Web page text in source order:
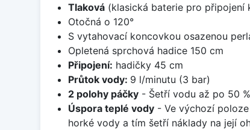
Tlaková(klasická baterie pro připojení
Otočná o 120°
S vytahovací koncovkou osazenou
Opletená sprchová hadice 150 cm
Připojení: hadičky 45 cm
Průtok vody: 9 l/minutu (3 bar)
2 polohy páčky- Šetří vodu až po 50
Úspora teplé vody- Ve výchozí poloze
horké vody a tím šetří náklady na její